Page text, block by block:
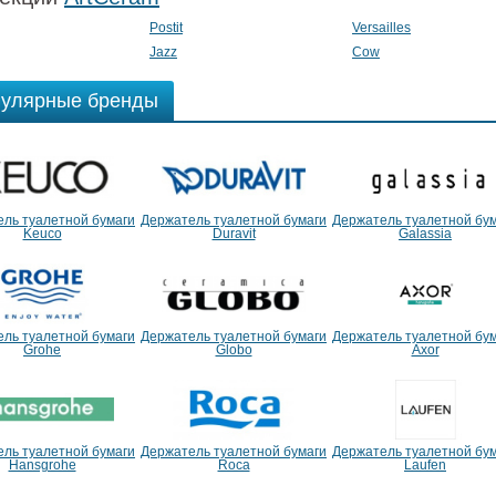
Postit
Versailles
Jazz Cow
бренды
туалетной бумаги
Keuco
Держатель туалетной бумаги
Duravit
Держатель туалетной
Galassia
туалетной бумаги
Grohe
Держатель туалетной бумаги
Globo
Держатель туалетной
Axor
туалетной бумаги
Hansgrohe
Держатель туалетной бумаги
Roca
Держатель туалетной
Laufen